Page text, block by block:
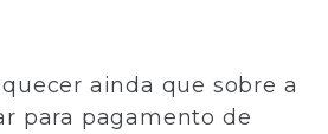
ainda que sobre a
para pagamento de